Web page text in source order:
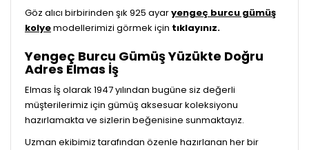
Göz alıcı birbirinden şık 925 ayaryengeç burcu gümüş
kolyemodellerimizi görmek için tıklayınız.
Yengeç Burcu Gümüş Yüzükte Doğru
Adres Elmas İş
Elmas İş olarak 1947 yılından bugüne siz değerli
müşterilerimiz için gümüş aksesuar koleksiyonu
hazırlamakta ve sizlerin beğenisine sunmaktayız.
Uzman ekibimiz tarafından özenle hazırlanan her bir